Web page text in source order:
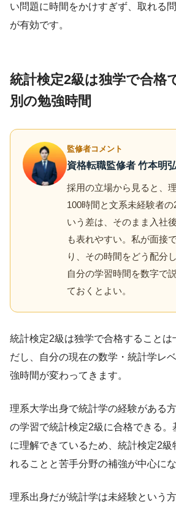
い問題に時間をかけすぎず、取れる
が有効です。
統計検定2級は独学で合格
別の勉強時間
監修者コメント
資格転職監修者 竹本明
採用の立場から見ると、
100時間と文系未経験者の
いう差は、そのまま入社
も表れやすい。私が面接
り、その時間をどう配分
自分の学習時間を数字で
ておくとよい。
統計検定2級は独学で合格することは
だし、自分の現在の数学・統計学レ
強時間が変わってきます。
理系大学出身で統計学の経験がある
の学習で統計検定2級に合格できる。
に理解できているため、統計検定2
れることと苦手分野の補強が中心にな
理系出身だが統計学は未経験という